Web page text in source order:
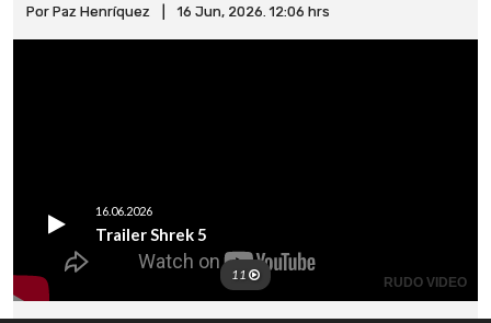
Por Paz Henríquez 16 Jun, 2026. 12:06 hrs